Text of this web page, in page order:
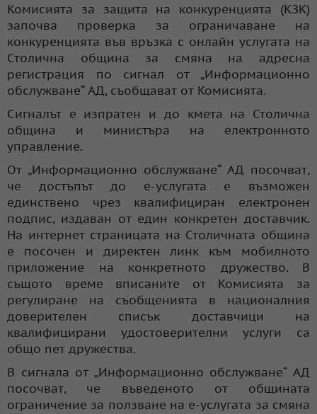
Комисията за защита на конкуренцията (КЗК)
започва проверка за ограничаване на
конкуренцията във връзка с онлайн услугата на
Столична община за смяна на адресна
регистрация по сигнал от „Информационно
обслужване“ АД, съобщават от Комисията.
Сигналът е изпратен и до кмета на Столична
община и министъра на електронното
управление.
От „Информационно обслужване“ АД посочват,
че достъпът до е-услугата е възможен
единствено чрез квалифициран електронен
подпис, издаван от един конкретен доставчик.
На интернет страницата на Столичната община
е посочен и директен линк към мобилното
приложение на конкретното дружество. В
същото време вписаните от Комисията за
регулиране на съобщенията в националния
доверителен списък доставчици на
квалифицирани удостоверителни услуги са
общо пет дружества.
В сигнала от „Информационно обслужване“ АД
посочват, че въведеното от общината
ограничение за ползване на е-услугата за смяна